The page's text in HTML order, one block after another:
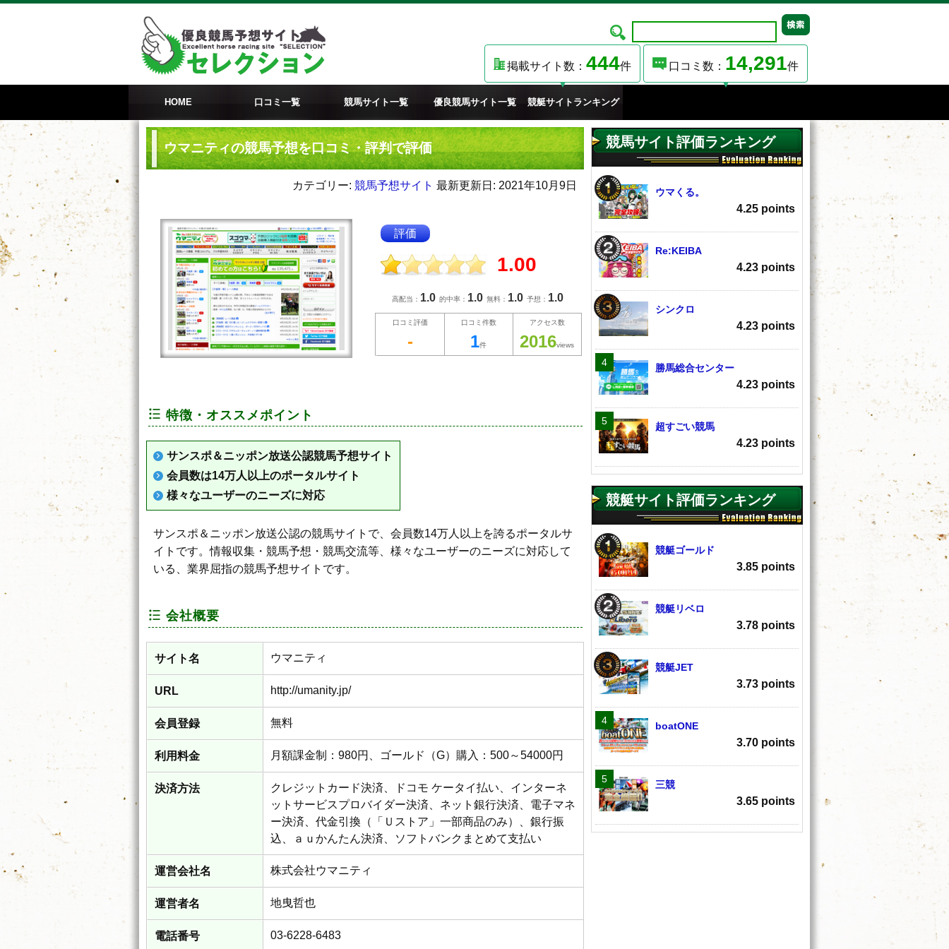
掲載サイト数： 444件 口コミ数： 14,291件
HOME 口コミ一覧 競馬サイト一覧 優良競馬サイト一覧 競艇サイトランキング
ウマニティの競馬予想を口コミ・評判で評価
カテゴリー: 競馬予想サイト 最新更新日: 2021年10月9日
評価
1.00
高配当： 1.0 的中率： 1.0 無料： 1.0 予想： 1.0
口コミ評価
-
口コミ件数
1件
アクセス数
2016views
特徴・オススメポイント
サンスポ＆ニッポン放送公認競馬予想サイト
会員数は14万人以上のポータルサイト
様々なユーザーのニーズに対応
サンスポ＆ニッポン放送公認の競馬サイトで、会員数14万人以上を誇るポータルサ
イトです。情報収集・競馬予想・競馬交流等、様々なユーザーのニーズに対応して
いる、業界屈指の競馬予想サイトです。
会社概要
サイト名 ウマニティ
URL http://umanity.jp/
会員登録 無料
利用料金 月額課金制：980円、ゴールド（G）購入：500～54000円
決済方法
クレジットカード決済、ドコモ ケータイ払い、インターネ
ットサービスプロバイダー決済、ネット銀行決済、電子マネ
ー決済、代金引換（「Ｕストア」一部商品のみ）、銀行振
込、ａｕかんたん決済、ソフトバンクまとめて支払い
運営会社名 株式会社ウマニティ
運営者名 地曳哲也
電話番号 03-6228-6483
競馬サイト評価ランキング
ウマくる。
4.25 points
Re:KEIBA
4.23 points
シンクロ
4.23 points
勝馬総合センター
4.23 points
超すごい競馬
4.23 points
競艇サイト評価ランキング
競艇ゴールド
3.85 points
競艇リベロ
3.78 points
競艇JET
3.73 points
boatONE
3.70 points
三競
3.65 points